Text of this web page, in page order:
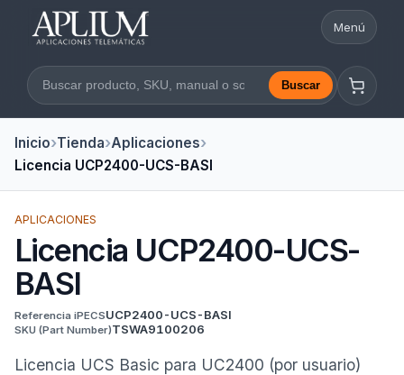
Abrir
Menú
Buscar en la web Buscar
Inicio Tienda Aplicaciones
Licencia UCP2400-UCS-BASI
APLICACIONES
Licencia UCP2400-UCS-
BASI
Referencia iPECSUCP2400-UCS-BASI
SKU (Part Number)TSWA9100206
Licencia UCS Basic para UC2400 (por usuario)